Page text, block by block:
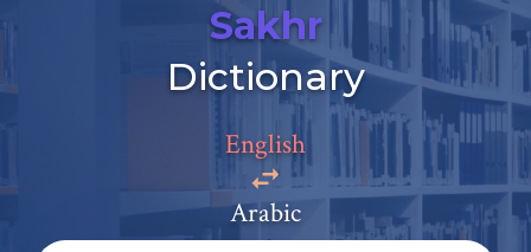
Sakhr
Dictionary
English
Arabic
Add a comment
Full Name: *